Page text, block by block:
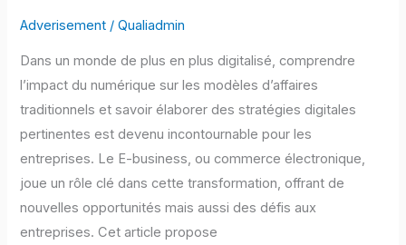
Adverisement /Qualiadmin
Dans un monde de plus en plus digitalisé, comprendre
l’impact du numérique sur les modèles d’affaires
traditionnels et savoir élaborer des stratégies digitales
pertinentes est devenu incontournable pour les
entreprises. Le E-business, ou commerce électronique,
joue un rôle clé dans cette transformation, offrant de
nouvelles opportunités mais aussi des défis aux
entreprises. Cet article propose
l’Ère
du
Numérique
Élaborer
Stratégies
Efficaces